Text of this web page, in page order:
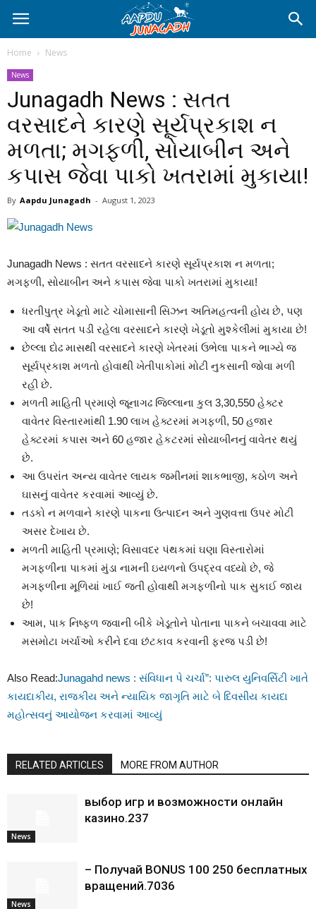
Home News
News
Junagadh News : સતત
વરસાદને કારણે સૂર્યપ્રકાશ ન
મળતા; મગફળી, સોયાબીન અને
કપાસ જેવા પાકો ખતરામાં મુકાયા!
By Aapdu Junagadh - August 1, 2023
Junagadh News : સતત વરસાદને કારણે સૂર્યપ્રકાશ ન મળતા;
મગફળી, સોયાબીન અને કપાસ જેવા પાકો ખતરામાં મુકાયા!
ધરતીપુત્ર ખેડૂતો માટે ચોમાસાની સિઝન અતિમહત્વની હોય છે, પણ
આ વર્ષે સતત પડી રહેલા વરસાદને કારણે ખેડૂતો મુશ્કેલીમાં મુકાયા છે!
છેલ્લા દોઢ માસથી વરસાદને કારણે ખેતરમાં ઉભેલા પાકને ભાગ્યે જ
સૂર્યપ્રકાશ મળતો હોવાથી ખેતીપાકોમાં મોટી નુકસાની જોવા મળી
રહી છે.
મળતી માહિતી પ્રમાણે જૂનાગઢ જિલ્લાના કુલ 3,30,550 હેક્ટર
વાવેતર વિસ્તારમાંથી 1.90 લાખ હેક્ટરમાં મગફળી, 50 હજાર
હેક્ટરમાં કપાસ અને 60 હજાર હેકટરમાં સોયાબીનનું વાવેતર થયું
છે.
આ ઉપરાંત અન્ય વાવેતર લાયક જમીનમાં શાકભાજી, કઠોળ અને
ઘાસનું વાવેતર કરવામાં આવ્યું છે.
તડકો ન મળવાને કારણે પાકના ઉત્પાદન અને ગુણવત્તા ઉપર મોટી
અસર દેખાય છે.
મળતી માહિતી પ્રમાણે; વિસાવદર પંથકમાં ઘણા વિસ્તારોમાં
મગફળીના પાકમાં મુંડા નામની ઇયળનો ઉપદ્રવ વધ્યો છે, જે
મગફળીના મૂળિયાં ખાઈ જતી હોવાથી મગફળીનો પાક સુકાઈ જાય
છે!
આમ, પાક નિષ્ફળ જવાની બીકે ખેડૂતોને પોતાના પાકને બચાવવા માટે
મસમોટા ખર્ચાઓ કરીને દવા છંટકાવ કરવાની ફરજ પડી છે!
Also Read:Junagahd news : સંવિધાન પે ચર્ચા”: પારુલ યુનિવર્સિટી ખાતે
કાયદાકીય, રાજકીય અને ન્યાયિક જાગૃતિ માટે બે દિવસીય કાયદા
મહોત્સવનું આયોજન કરવામાં આવ્યું
RELATED ARTICLES MORE FROM AUTHOR
News
выбор игр и возможности онлайн
казино.237
News
– Получай BONUS 100 250 бесплатных
вращений.7036